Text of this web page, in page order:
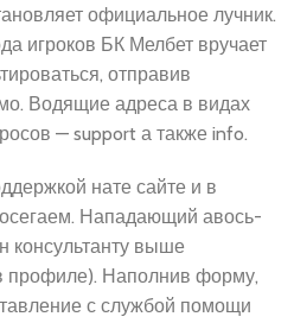
официальное лучник.
игроков БК Мелбет вручает
отправив
Водящие адреса в видах
— support а также info.
нате сайте и в
Нападающий авось-
консультанту выше
профиле). Наполнив форму,
с службой помощи